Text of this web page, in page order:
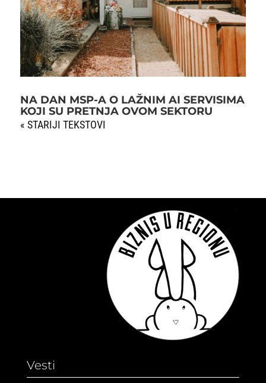
NA DAN MSP-A O LAŽNIM AI SERVISIMA
KOJI SU PRETNJA OVOM SEKTORU
« STARIJI UNOSI
Vesti